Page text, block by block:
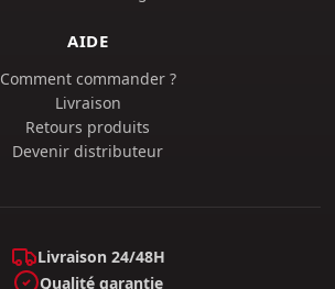
AIDE
Comment commander ?
Livraison
Retours produits
Devenir distributeur
Livraison 24/48H
Qualité garantie